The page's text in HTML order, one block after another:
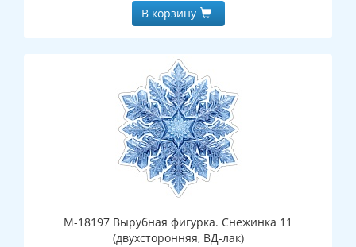
В корзину
М-18197 Вырубная фигурка. Снежинка 11
(двухсторонняя, ВД-лак)